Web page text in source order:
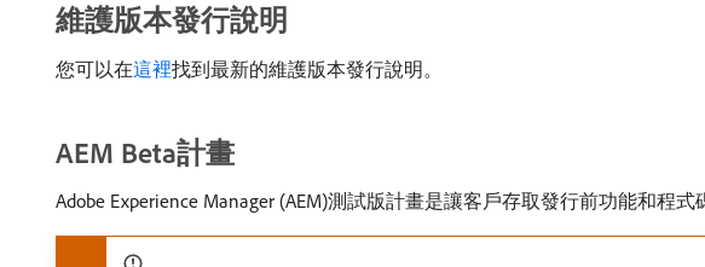
維護版本發行說明
您可以在這裡找到最新的維護版本發行說明。
AEM Beta計畫
Adobe Experience Manager (AEM)測試版計畫是讓客戶存取發行前功能和程